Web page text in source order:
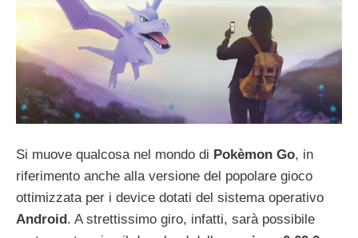
Si muove qualcosa nel mondo di Pokèmon Go, in
riferimento anche alla versione del popolare gioco
ottimizzata per i device dotati del sistema operativo
Android . A strettissimo giro, infatti, sarà possibile